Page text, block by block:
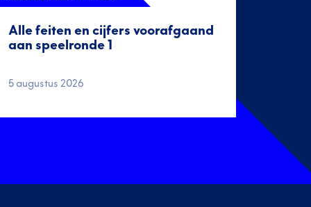
Alle feiten en cijfers voorafgaand
aan speelronde 1
5 augustus 2026